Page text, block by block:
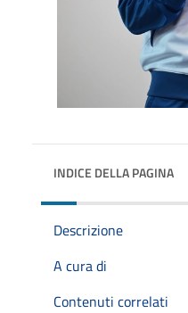
INDICE DELLA PAGINA
Descrizione
A cura di
Contenuti correlati